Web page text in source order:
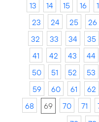
13
14 15 16
23
24 25 26
32
33 34 35
41
42 43 44
50
51 52 53
59
60 61 62
68
69 70 71